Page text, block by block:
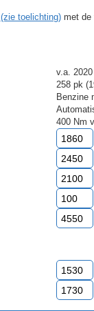
(zie toelichting) met de
v.a. 2020
258 pk
Benzine
400 Nm